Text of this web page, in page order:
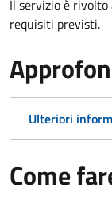
Il servizio è
requisiti previsti.
Ulteriori
Come